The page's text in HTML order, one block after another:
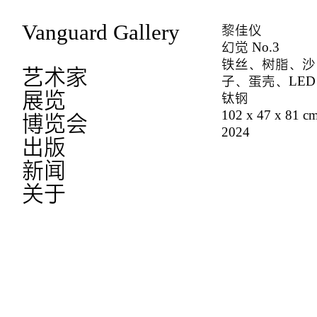
Vanguard Gallery
艺术家
展览
博览会
出版
新闻
关于
黎佳仪
幻觉 No.3
铁丝、树脂、沙
子、蛋壳、
钛钢
102 x 47 x 81
2024